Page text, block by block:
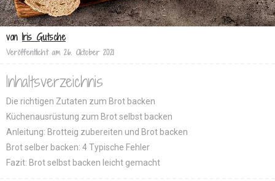
von Iris Gutsche
Veröffentlicht am 26. Oktober 2021
Inhaltsverzeichnis
Die richtigen Zutaten zum Brot backen
Küchenausrüstung zum Brot selbst backen
Anleitung: Brotteig zubereiten und Brot backen
Brot selber backen: 4 Typische Fehler
Fazit: Brot selbst backen leicht gemacht